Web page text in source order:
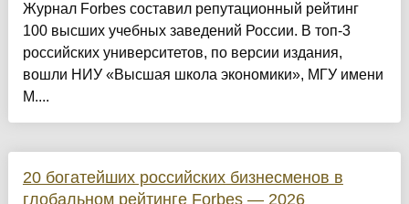
Журнал Forbes составил репутационный рейтинг
100 высших учебных заведений России. В топ-3
российских университетов, по версии издания,
вошли НИУ «Высшая школа экономики», МГУ имени
М....
20 богатейших российских бизнесменов в
глобальном рейтинге Forbes — 2026